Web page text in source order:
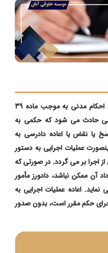
اعاده به وضع سابق حکم در اجرای احکام مدنی به موجب ماده 39
حادث می شود که حکمی به
یا نقض یا اعاده دادرسی به
عملیات اجرایی به دستور
از اجرا بر می ‌گردد. در صورتی که
آن ممکن نباشد، دادورز مأمور
اعاده عملیات اجرایی به
حکم مقرر است، بدون صدور